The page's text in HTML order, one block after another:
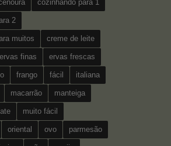
cozinhando para 1
2
muitos creme de leite
ervas finas ervas frescas
frango fácil italiana
macarrão manteiga
muito fácil
oriental ovo parmesão